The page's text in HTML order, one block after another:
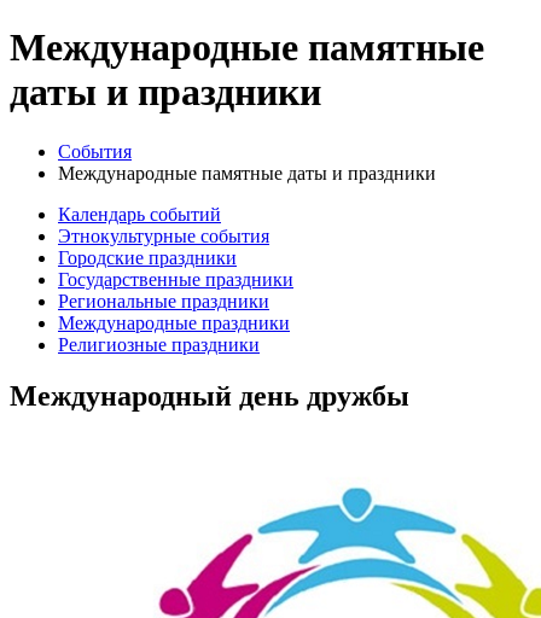
Международные памятные
даты и праздники
События
Международные памятные даты и праздники
Календарь событий
Этнокультурные события
Городские праздники
Государственные праздники
Региональные праздники
Международные праздники
Религиозные праздники
Международный день дружбы